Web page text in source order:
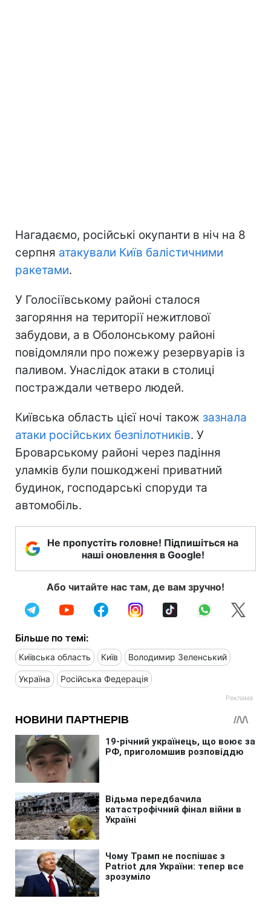
Нагадаємо, російські окупанти в ніч на 8
серпня атакували Київ балістичними
ракетами.
У Голосіївському районі сталося
загоряння на території нежитлової
забудови, а в Оболонському районі
повідомляли про пожежу резервуарів із
паливом. Унаслідок атаки в столиці
постраждали четверо людей.
Київська область цієї ночі також зазнала
атаки російських безпілотників. У
Броварському районі через падіння
уламків були пошкоджені приватний
будинок, господарські споруди та
автомобіль.
Не пропустіть головне! Підпишіться на
наші оновлення в Google!
Або читайте нас там, де вам зручно!
Більше по темі:
Київська область Київ Володимир Зеленський
Україна Російська Федерація